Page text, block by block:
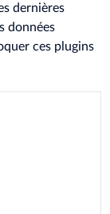
dernières
données
ces plugins